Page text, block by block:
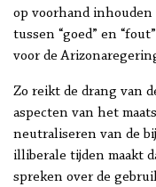
op voorhand
tussen “goed” en
voor de
Zo reikt de drang van
aspecten van het
neutraliseren van de
illiberale tijden maakt
spreken over de